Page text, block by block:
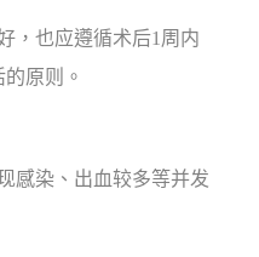
也应遵循术后1周内
原则。
染、出血较多等并发